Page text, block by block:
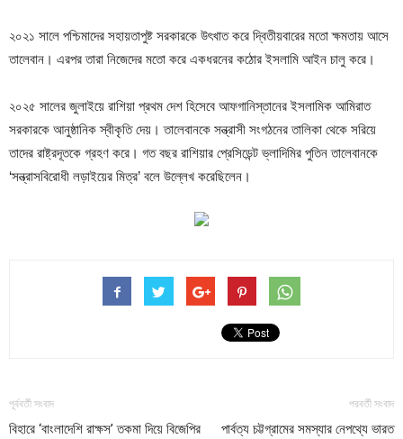
২০২১ সালে পশ্চিমাদের সহায়তাপুষ্ট সরকারকে উৎখাত করে দ্বিতীয়বারের মতো ক্ষমতায় আসে
তালেবান। এরপর তারা নিজেদের মতো করে একধরনের কঠোর ইসলামি আইন চালু করে।
২০২৫ সালের জুলাইয়ে রাশিয়া প্রথম দেশ হিসেবে আফগানিস্তানের ইসলামিক আমিরাত
সরকারকে আনুষ্ঠানিক স্বীকৃতি দেয়। তালেবানকে সন্ত্রাসী সংগঠনের তালিকা থেকে সরিয়ে
তাদের রাষ্ট্রদূতকে গ্রহণ করে। গত বছর রাশিয়ার প্রেসিডেন্ট ভ্লাদিমির পুতিন তালেবানকে
‘সন্ত্রাসবিরোধী লড়াইয়ের মিত্র’ বলে উল্লেখ করেছিলেন।
পূর্ববর্তী সংবাদ
বিহারে ‘বাংলাদেশি রাক্ষস’ তকমা দিয়ে বিজেপির
পরবর্তী সংবাদ
পার্বত্য চট্টগ্রামের সমস্যার নেপথ্যে ভারত